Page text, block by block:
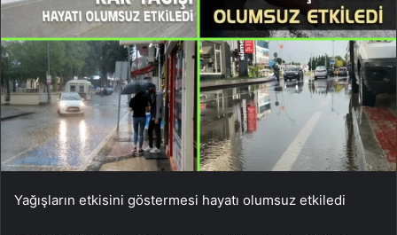
Yağışların etkisini göstermesi hayatı olumsuz etkiledi